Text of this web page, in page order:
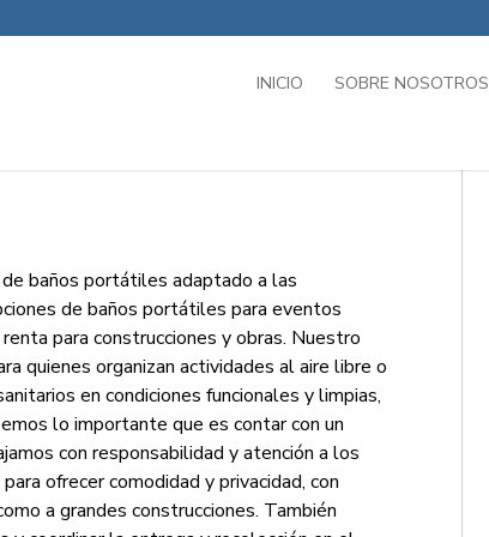
INICIO SOBRE NOSOTROS
baños portátiles adaptado a las
de baños portátiles para eventos
para construcciones y obras. Nuestro
quienes organizan actividades al aire libre o
en condiciones funcionales y limpias,
lo importante que es contar con un
con responsabilidad y atención a los
ofrecer comodidad y privacidad, con
a grandes construcciones. También